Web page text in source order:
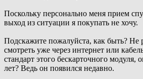
Поскольку персонально меня прием
выход из ситуации я покупать не хочу.
Подскажите пожалуйста, как быть? Не
смотреть уже через интернет или
стандарт этого бескарточного
лет? Ведь он появился недавно.